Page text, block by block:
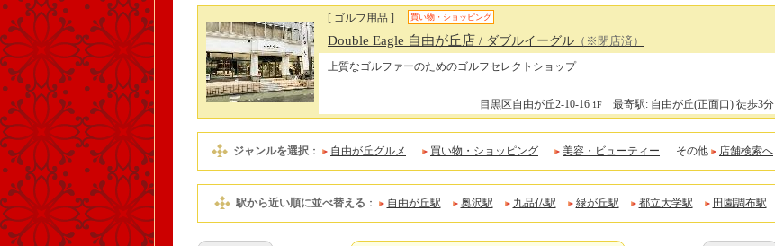
[ ゴルフ用品 ] 買い物・ショッピング
Double Eagle 自由が丘店 / ダブルイーグル （※閉店済）
上質なゴルファーのためのゴルフセレクトショップ
目黒区自由が丘2-10-16 1F 最寄駅: 自由が丘(正面口) 徒歩3分
ジャンルを選択 ： 自由が丘グルメ 買い物・ショッピング 美容・ビューティー その他 店舗検索へ
駅から近い順に並べ替える ： 自由が丘駅 奥沢駅 九品仏駅 緑が丘駅 都立大学駅 田園調布駅